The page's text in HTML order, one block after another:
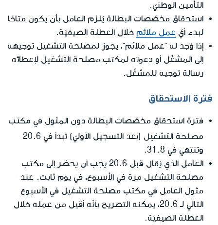
التأمين الوطنيّ.
استحقاق مخصّصات البطالة يُلزم العامل بأن يكون متاحًا
لبدء أيّ عمل ملائم خلال العطلة الصيفيّة.
إذا وُجد له "عمل ملائم"، يجوز لمصلحة التشغيل توجيهه
إلى المشغّل أو دعوته لمكتب مصلحة التشغيل لإعطائه
رسالة توجيه للمشغّل.
فترة الاستحقاق
فترة استحقاق مخصّصات البطالة دون المثول في مكتب
مصلحة التشغيل
(بعد التسجيل الأوليّ) تبدأ في 20.6
وتنتهي في 31.8.
العامل الذي يُقال قبل 20.6 يجب أن يحضر إلى مكتب
مصلحة التشغيل مرة في الأسبوع، في يوم ثابت. عند
مثول العامل في مكتب مصلحة التشغيل في الأسبوع
التالي لـ 20.6، يمكنه التصريح بأنّه أقيل من عمله خلال
العطلة الصيفيّة.